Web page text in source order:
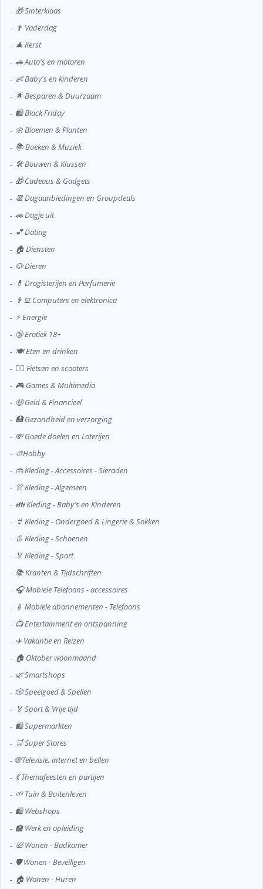
🎁 Sinterklaas
👨 Vaderdag
🎄 Kerst
🚗 Auto's en motoren
👶 Baby's en kinderen
🌟 Besparen & Duurzaam
🛍️ Black Friday
🌼 Bloemen & Planten
📚 Boeken & Muziek
🛠️ Bouwen & Klussen
🎁 Cadeaus & Gadgets
📆 Dagaanbiedingen en Groupdeals
🚗 Dagje uit
💕 Dating
🏠 Diensten
🐶 Dieren
💊 Drogisterijen en Parfumerie
👨‍💻 Computers en elektronica
⚡ Energie
🔞 Erotiek 18+
🍽️ Eten en drinken
🚴‍♂️ Fietsen en scooters
🎮 Games & Multimedia
🤑 Geld & Financieel
🏥 Gezondheid en verzorging
💸 Goede doelen en Loterijen
🎨Hobby
👜 Kleding - Accessoires - Sieraden
👚 Kleding - Algemeen
👪 Kleding - Baby's en Kinderen
👙 Kleding - Ondergoed & Lingerie & Sokken
👢 Kleding - Schoenen
🏅 Kleding - Sport
📚 Kranten & Tijdschriften
🎧 Mobiele Telefoons - accessoires
📱 Mobiele abonnementen - Telefoons
📺 Entertainment en ontspanning
✈️ Vakantie en Reizen
🏠 Oktober woonmaand
🌿 Smartshops
🎲 Speelgoed & Spellen
🏅 Sport & Vrije tijd
🛍️ Supermarkten
🛒 Super Stores
🌐 Televisie, internet en bellen
💃 Themafeesten en partijen
🌱 Tuin & Buitenleven
🛍️ Webshops
🏫 Werk en opleiding
🛀 Wonen - Badkamer
🛡️ Wonen - Beveiligen
🏠 Wonen - Huren